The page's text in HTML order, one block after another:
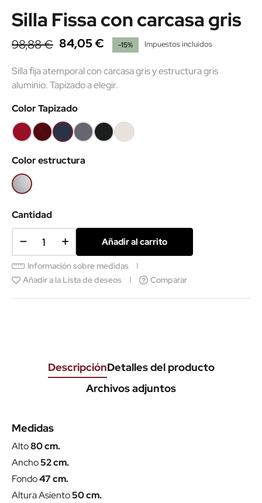
Silla Fissa con carcasa gris
98,88 € 84,05 € -15% Impuestos incluidos
Silla fija atemporal con carcasa gris y estructura gris
aluminio. Tapizado a elegir.
Color Tapizado
Rojo
B79
Granate
B109
Azul
marino
B98
Gris
B8010
Negro
B9
Polipiel
Blanca
Color estructura
Gris
aluminio
Cantidad
Añadir al carrito
Información sobre medidas
Añadir a la Lista de deseos
Comparar
DescripciónDetalles del producto
Archivos adjuntos
Medidas
Alto80 cm.
Ancho52 cm.
Fondo47 cm.
Altura Asiento50 cm.